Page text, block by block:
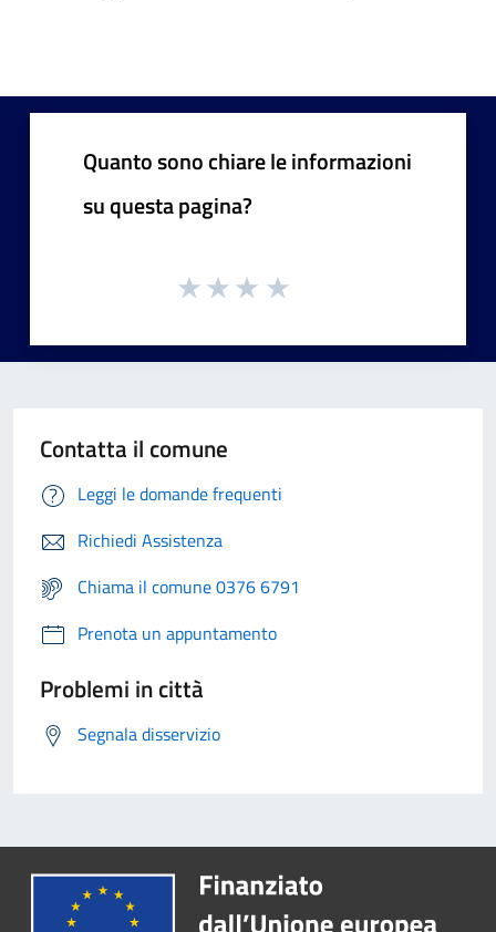
Quanto sono chiare le informazioni
su questa pagina?
Contatta il comune
Leggi le domande frequenti
Richiedi Assistenza
Chiama il comune 0376 6791
Prenota un appuntamento
Problemi in città
Segnala disservizio